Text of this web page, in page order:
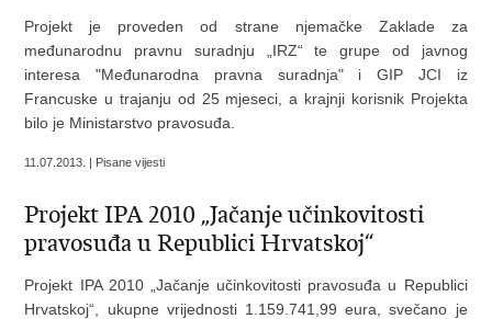
Projekt je proveden od strane njemačke Zaklade za
međunarodnu pravnu suradnju „IRZ“ te grupe od javnog
interesa "Međunarodna pravna suradnja" i GIP JCI iz
Francuske u trajanju od 25 mjeseci, a krajnji korisnik Projekta
bilo je Ministarstvo pravosuđa.
11.07.2013. | Pisane vijesti
Projekt IPA 2010 „Jačanje učinkovitosti
pravosuđa u Republici Hrvatskoj“
Projekt IPA 2010 „Jačanje učinkovitosti pravosuđa u Republici
Hrvatskoj“, ukupne vrijednosti 1.159.741,99 eura, svečano je